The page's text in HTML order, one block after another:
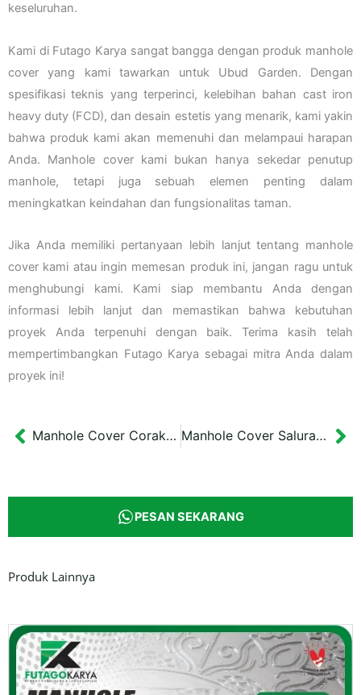
keseluruhan.
Kami di Futago Karya sangat bangga dengan produk manhole
cover yang kami tawarkan untuk Ubud Garden. Dengan
spesifikasi teknis yang terperinci, kelebihan bahan cast iron
heavy duty (FCD), dan desain estetis yang menarik, kami yakin
bahwa produk kami akan memenuhi dan melampaui harapan
Anda. Manhole cover kami bukan hanya sekedar penutup
manhole, tetapi juga sebuah elemen penting dalam
meningkatkan keindahan dan fungsionalitas taman.
Jika Anda memiliki pertanyaan lebih lanjut tentang manhole
cover kami atau ingin memesan produk ini, jangan ragu untuk
menghubungi kami. Kami siap membantu Anda dengan
informasi lebih lanjut dan memastikan bahwa kebutuhan
proyek Anda terpenuhi dengan baik. Terima kasih telah
mempertimbangkan Futago Karya sebagai mitra Anda dalam
proyek ini!
Prev Manhole Cover Corak Kupu-kupu Kota Surabaya Dimensi 96×96 cm Manhole Cover Saluran DPUPKP Kota Jogja Ukuran 60×50 cm
PESAN SEKARANG
Produk Lainnya